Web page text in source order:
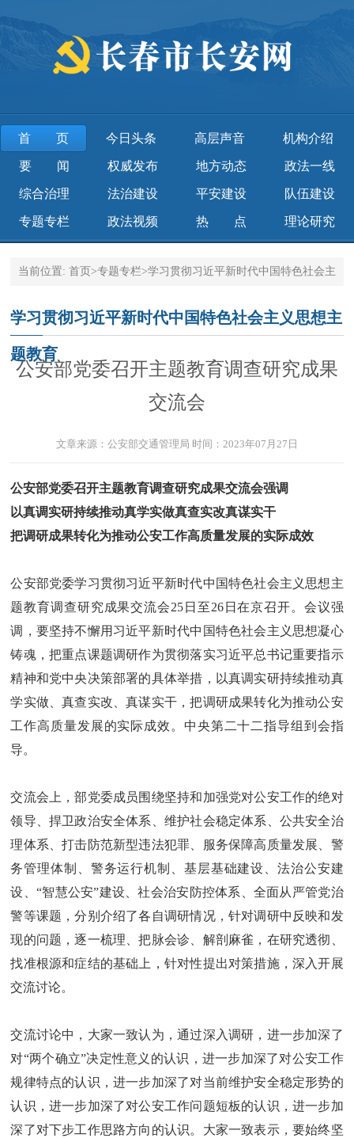
首页 今日头条 高层声音 机构介绍
要 闻 权威发布 地方动态 政法一线
综合治理 法治建设 平安建设 队伍建设
专题专栏 政法视频 热 点 理论研究
当前位置:首页>专题专栏>学习贯彻习近平新时代中国特色社会主
学习贯彻习近平新时代中国特色社会主义思想主
题教育
公安部党委召开主题教育调查研究成果
交流会
文章来源： 公安部交通管理局 时间： 2023年07月27日
公安部党委召开主题教育调查研究成果交流会强调
以真调实研持续推动真学实做真查实改真谋实干
把调研成果转化为推动公安工作高质量发展的实际成效
公安部党委学习贯彻习近平新时代中国特色社会主义思想主
题教育调查研究成果交流会25日至26日在京召开。会议强
调，要坚持不懈用习近平新时代中国特色社会主义思想凝心
铸魂，把重点课题调研作为贯彻落实习近平总书记重要指示
精神和党中央决策部署的具体举措，以真调实研持续推动真
学实做、真查实改、真谋实干，把调研成果转化为推动公安
工作高质量发展的实际成效。中央第二十二指导组到会指
导。
交流会上，部党委成员围绕坚持和加强党对公安工作的绝对
领导、捍卫政治安全体系、维护社会稳定体系、公共安全治
理体系、打击防范新型违法犯罪、服务保障高质量发展、警
务管理体制、警务运行机制、基层基础建设、法治公安建
设、“智慧公安”建设、社会治安防控体系、全面从严管党治
警等课题，分别介绍了各自调研情况，针对调研中反映和发
现的问题，逐一梳理、把脉会诊、解剖麻雀，在研究透彻、
找准根源和症结的基础上，针对性提出对策措施，深入开展
交流讨论。
交流讨论中，大家一致认为，通过深入调研，进一步加深了
对“两个确立”决定性意义的认识，进一步加深了对公安工作
规律特点的认识，进一步加深了对当前维护安全稳定形势的
认识，进一步加深了对公安工作问题短板的认识，进一步加
深了对下步工作思路方向的认识。大家一致表示，要始终坚